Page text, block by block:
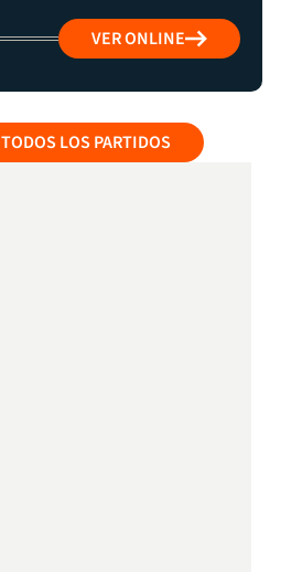
VER ONLINE
TODOS LOS PARTIDOS